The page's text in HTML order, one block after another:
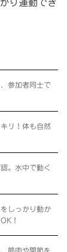
り運動でき
参加者同士で
リ！体も自然
。水中で動く
しっかり動か
！
筋肉や関節を